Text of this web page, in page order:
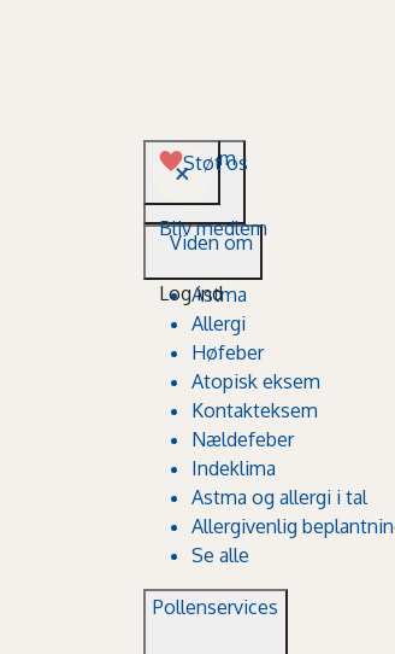
Støt os
Bliv medlem
Log ind
Viden om
Viden om
Astma
Allergi
Høfeber
Atopisk eksem
Kontakteksem
Nældefeber
Indeklima
Astma og allergi i tal
Allergivenlig
Se alle
Pollenservices